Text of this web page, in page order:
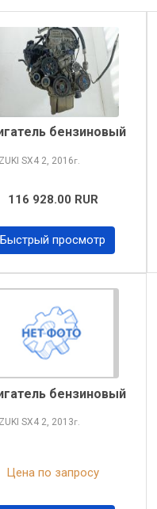
бензиновый
SX4 2, 2016г.
116 928.00 RUR
Быстрый просмотр
бензиновый
SX4 2, 2013г.
Цена по запросу